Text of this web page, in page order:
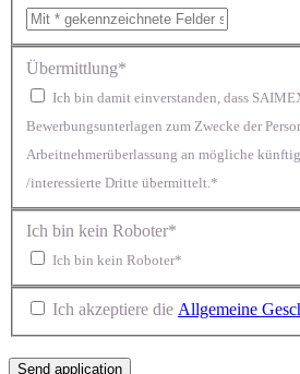
Übermittlung*
Ich bin damit einverstanden, dass
Bewerbungsunterlagen zum Zwecke der
Arbeitnehmerüberlassung an mögliche
/interessierte Dritte übermittelt.*
Ich bin kein Roboter*
Ich bin kein Roboter*
Ich akzeptiere die Allgemeine